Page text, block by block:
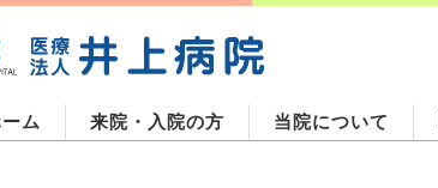
ム 来院・入院の方 当院について